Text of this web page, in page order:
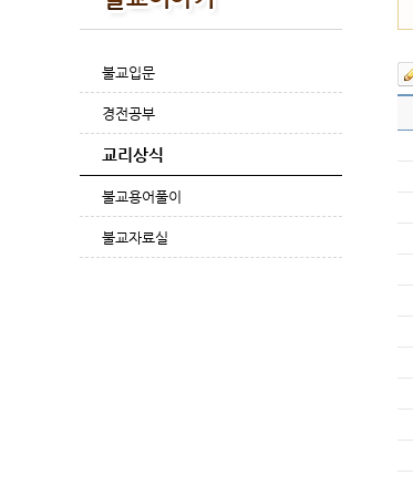
불교입문
경전공부
교리상식
불교용어풀이
불교자료실